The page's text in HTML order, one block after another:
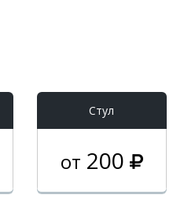
Стул
от 200